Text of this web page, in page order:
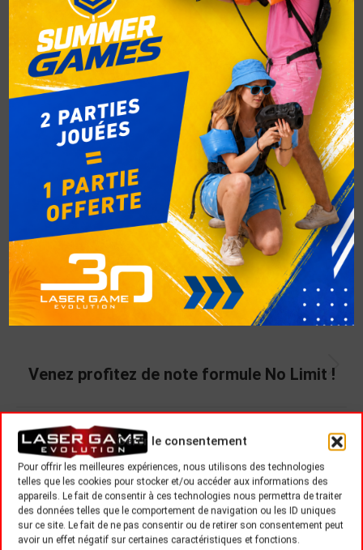
Gérer le consentement
Pour offrir les meilleures expériences, nous utilisons des technologies
telles que les cookies pour stocker et/ou accéder aux informations des
appareils. Le fait de consentir à ces technologies nous permettra de traiter
des données telles que le comportement de navigation ou les ID uniques
sur ce site. Le fait de ne pas consentir ou de retirer son consentement peut
avoir un effet négatif sur certaines caractéristiques et fonctions.
Catégorie :Non classé 21 décembre 2025
respbel
PRÉCÉDENT
Découvrez notre offre Black Friday
Venez profitez de note formule No Limit !
Related Posts
Summer Games 2026
21 juillet 2026